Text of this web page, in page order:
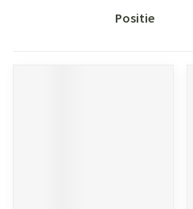
Sorteer op: